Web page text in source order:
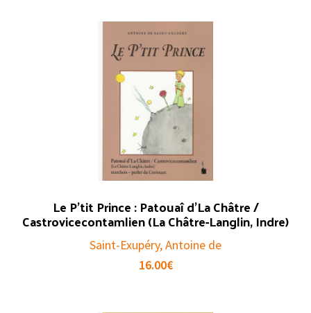
Le P’tit Prince : Patouaî d’La Châtre /
Castrovicecontamlien (La Châtre-Langlin, Indre)
Saint-Exupéry, Antoine de
16.00€